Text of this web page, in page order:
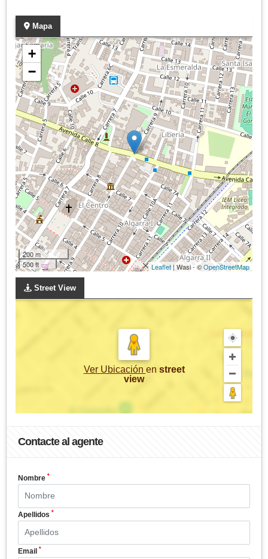
Mapa
+
−
200 m
500 ft
Leaflet| Wasi - ©OpenStreetMap
Street View
Ver Ubicación en street
view
Contacte al agente
Nombre *
Apellidos *
Email *